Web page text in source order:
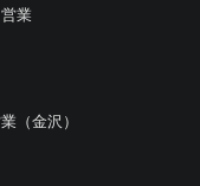
業
（金沢）